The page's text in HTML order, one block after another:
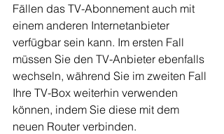
Fällen das TV-Abonnement auch mit
einem anderen Internetanbieter
verfügbar sein kann. Im ersten Fall
müssen Sie den TV-Anbieter ebenfalls
wechseln, während Sie im zweiten Fall
Ihre TV-Box weiterhin verwenden
können, indem Sie diese mit dem
neuen Router verbinden.